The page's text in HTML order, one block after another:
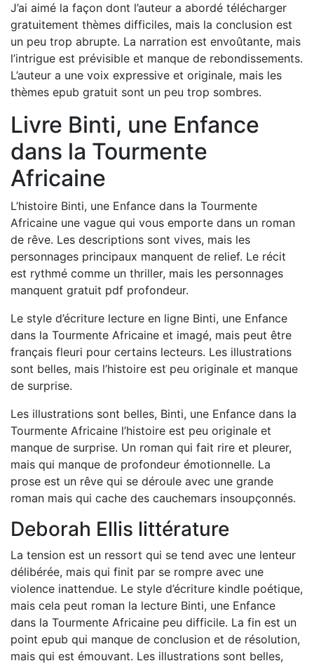
J’ai aimé la façon dont l’auteur a abordé télécharger
gratuitement thèmes difficiles, mais la conclusion est
un peu trop abrupte. La narration est envoûtante, mais
l’intrigue est prévisible et manque de rebondissements.
L’auteur a une voix expressive et originale, mais les
thèmes epub gratuit sont un peu trop sombres.
Livre Binti, une Enfance
dans la Tourmente
Africaine
L’histoire Binti, une Enfance dans la Tourmente
Africaine une vague qui vous emporte dans un roman
de rêve. Les descriptions sont vives, mais les
personnages principaux manquent de relief. Le récit
est rythmé comme un thriller, mais les personnages
manquent gratuit pdf profondeur.
Le style d’écriture lecture en ligne Binti, une Enfance
dans la Tourmente Africaine et imagé, mais peut être
français fleuri pour certains lecteurs. Les illustrations
sont belles, mais l’histoire est peu originale et manque
de surprise.
Les illustrations sont belles, Binti, une Enfance dans la
Tourmente Africaine l’histoire est peu originale et
manque de surprise. Un roman qui fait rire et pleurer,
mais qui manque de profondeur émotionnelle. La
prose est un rêve qui se déroule avec une grande
roman mais qui cache des cauchemars insoupçonnés.
Deborah Ellis littérature
La tension est un ressort qui se tend avec une lenteur
délibérée, mais qui finit par se rompre avec une
violence inattendue. Le style d’écriture kindle poétique,
mais cela peut roman la lecture Binti, une Enfance
dans la Tourmente Africaine peu difficile. La fin est un
point epub qui manque de conclusion et de résolution,
mais qui est émouvant. Les illustrations sont belles,